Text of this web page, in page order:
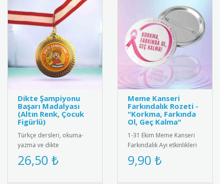
Dikte Şampiyonu
Başarı Madalyası
(Altın Renk, Çocuk
Figürlü)
Türkçe dersleri, okuma-
yazma ve dikte
yarışmalarında üstün
başarı gösteren
26,50 ₺
Meme Kanseri
Farkındalık Rozeti -
"Korkma, Farkında
Ol, Geç Kalma"
1-31 Ekim Meme Kanseri
Farkındalık Ayı etkinlikleri
ve sağlık projeleri için özel
olarak tasarlanmış..
9,90 ₺